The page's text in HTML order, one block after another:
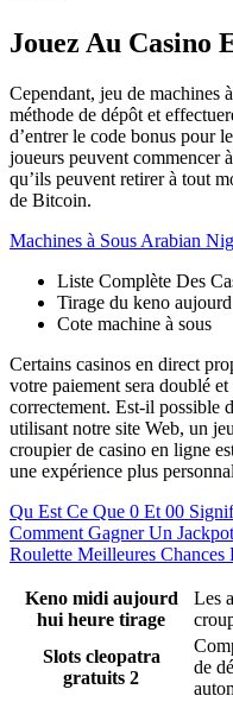
Jouez Au Casino
Cependant, jeu de machines
méthode de dépôt et
d’entrer le code bonus pour
joueurs peuvent commencer
qu’ils peuvent retirer à tout
de Bitcoin.
Machines à Sous Arabian
Liste Complète Des
Tirage du keno
Cote machine à sous
Certains casinos en direct
votre paiement sera doublé
correctement. Est-il possible
utilisant notre site Web, un
croupier de casino en ligne
une expérience plus
Qu Est Ce Que 0 Et 00
Comment Gagner Un
Roulette Meilleures Chances
Keno midi aujourd
hui heure tirage
Les
Slots cleopatra
gratuits 2
de